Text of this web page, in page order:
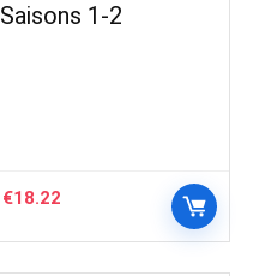
Saisons 1-2
€18.22